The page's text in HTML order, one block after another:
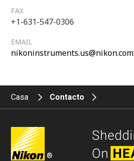
FAX
+1-631-547-0306
EMAIL
nikoninstruments.us@nikon.com
Casa Contacto
®